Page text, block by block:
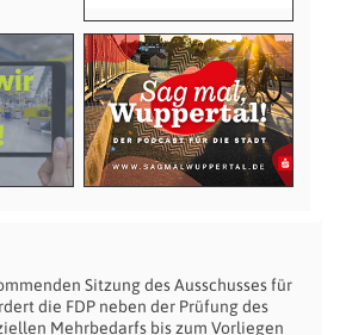
Sitzung des Ausschusses für
die FDP neben der Prüfung des
Mehrbedarfs bis zum Vorliegen